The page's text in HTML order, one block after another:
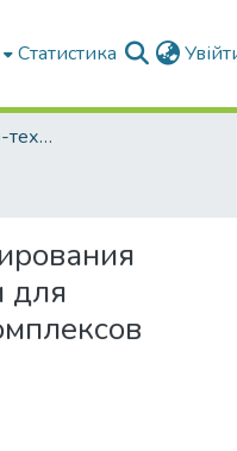
Статистика
Факультет Механіко-технологічний
для